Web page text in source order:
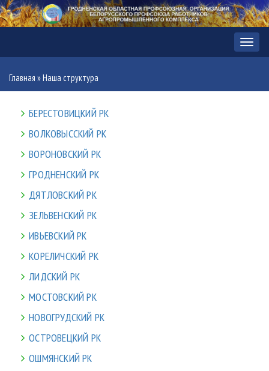
Меню
Главная »Наша структура
БЕРЕСТОВИЦКИЙ РК
ВОЛКОВЫССКИЙ РК
ВОРОНОВСКИЙ РК
ГРОДНЕНСКИЙ РК
ДЯТЛОВСКИЙ РК
ЗЕЛЬВЕНСКИЙ РК
ИВЬЕВСКИЙ РК
КОРЕЛИЧСКИЙ РК
ЛИДСКИЙ РК
МОСТОВСКИЙ РК
НОВОГРУДСКИЙ РК
ОСТРОВЕЦКИЙ РК
ОШМЯНСКИЙ РК